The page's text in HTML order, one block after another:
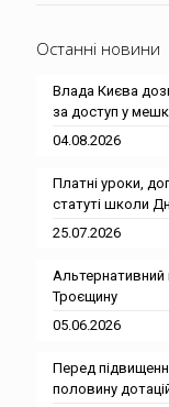
Останні новини
Влада Києва
за доступ у
04.08.2026
Платні уроки,
статуті школи
25.07.2026
Альтернативний
Троєщину
05.06.2026
Перед
половину